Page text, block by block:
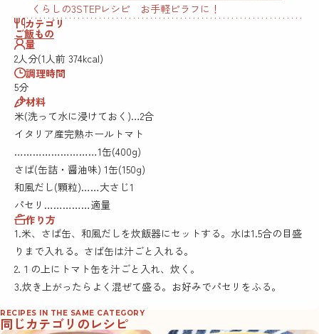
カテゴリ
ご飯もの
量
2人分(1人前 374kcal)
調理時間
5分
材料
米(洗って水に浸けておく)…2合
イタリア産完熟ホールトマト
………………………1缶(400g)
さば(缶詰・醤油味) 1缶(150g)
和風だし(顆粒)……大さじ1
パセリ……………適量
作り方
1.米、さば缶、和風だしを炊飯器にセットする。水は1.5合の目盛
りまで入れる。さば缶は汁ごと入れる。
2.１の上にトマト缶を汁ごと入れ、炊く。
3.炊き上がったらよく混ぜて盛る。お好みでパセリをふる。
くらしの3STEPレシピ お手軽ピラフに！
RECIPES IN THE SAME CATEGORY
同じカテゴリのレシピ